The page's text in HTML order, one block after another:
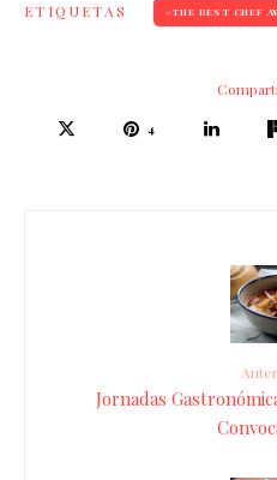
ETIQUETAS THE BEST CHEF
4
Jornadas